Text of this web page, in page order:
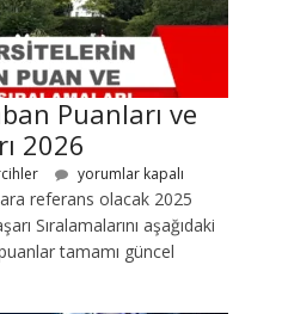
Puanları ve
2026
yorumlar kapalı
referans olacak 2025
Sıralamalarını aşağıdaki
tamamı güncel